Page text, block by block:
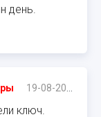
день.
19-08-2016, 16:15
ключ.